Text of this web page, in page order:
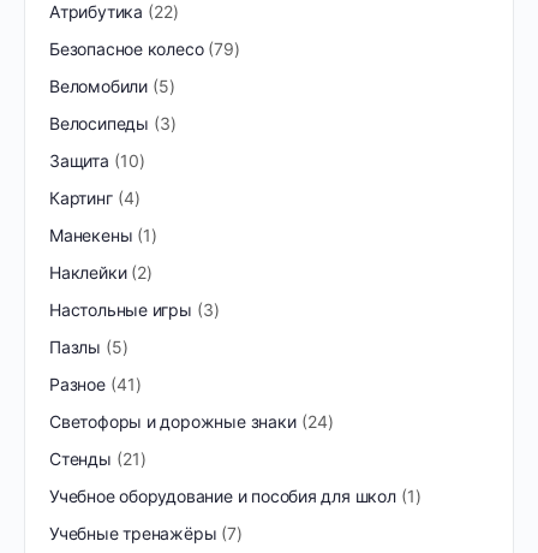
Атрибутика
22
Безопасное колесо 79
Веломобили 5
Велосипеды
3
Защита
10
Картинг 4
Манекены 1
Наклейки 2
Настольные игры
3
Пазлы
5
Разное 41
Светофоры и дорожные знаки
24
Стенды
21
Учебное оборудование и пособия для школ 1
Учебные тренажёры 7